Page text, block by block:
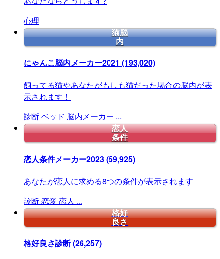
心理
猫脳
内
にゃんこ脳内メーカー2021 (193,020)
飼ってる猫やあなたがもしも猫だった場合の脳内が表
示されます！
診断ベッド 脳内メーカー ...
恋人
条件
恋人条件メーカー2023(59,925)
あなたが恋人に求める8つの条件が表示されます
診断恋愛 恋人 ...
格好
良さ
格好良さ診断(26,257)